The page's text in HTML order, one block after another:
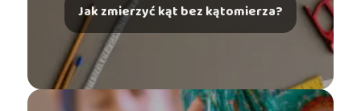
Jak zmierzyć kąt bez kątomierza?